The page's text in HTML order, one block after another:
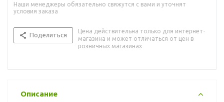
Наши менеджеры обязательно свяжутся с вами и уточнят
условия заказа
Поделиться
Цена действительна только для интернет-
магазина и может отличаться от цен в
розничных магазинах
Описание